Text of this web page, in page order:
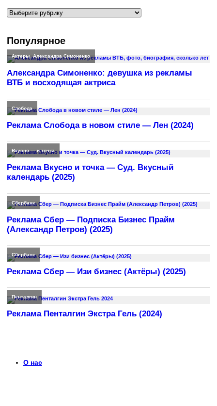
Рубрики
Популярное
Актеры,Александра Симоненко
Александра Симоненко: девушка из рекламы
ВТБ и восходящая актриса
Слобода
Реклама Слобода в новом стиле — Лен (2024)
Вкусно — и точка
Реклама Вкусно и точка — Суд. Вкусный
календарь (2025)
Сбербанк
Реклама Сбер — Подписка Бизнес Прайм
(Александр Петров) (2025)
Сбербанк
Реклама Сбер — Изи бизнес (Актёры) (2025)
Пенталгин
Реклама Пенталгин Экстра Гель (2024)
О нас